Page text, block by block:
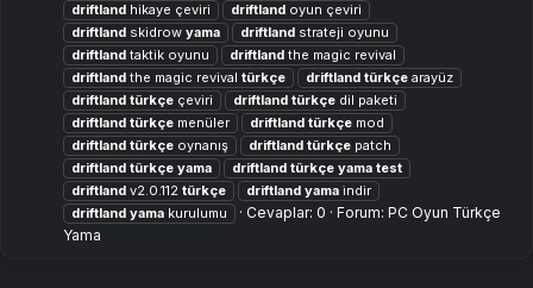
driftland hikaye çeviri driftland oyun çeviri
driftland skidrow yama driftland strateji oyunu
driftland taktik oyunu driftland the magic revival
driftland the magic revival türkçe driftland türkçe arayüz
driftland türkçe çeviri driftland türkçe dil paketi
driftland türkçe menüler driftland türkçe mod
driftland türkçe oynanış driftland türkçe patch
driftland türkçe yama driftland türkçe yama test
driftland v2.0.112 türkçe driftland yama i̇ndir
driftland yama kurulumu Cevaplar: 0 Forum: PC Oyun Türkçe
Yama